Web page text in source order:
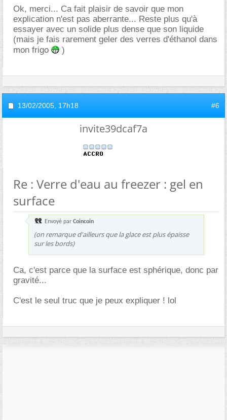
Ok, merci... Ca fait plaisir de savoir que mon
explication n'est pas aberrante... Reste plus qu'à
essayer avec un solide plus dense que son liquide
(mais je fais rarement geler des verres d'éthanol dans
mon frigo
)
13/02/2005, 17h18 #6
invite39dcaf7a
Re : Verre d'eau au freezer : gel en
surface
Envoyé par Coincoin
(on remarque d'ailleurs que la glace est plus épaisse
sur les bords)
Ca, c'est parce que la surface est sphérique, donc par
gravité...
C'est le seul truc que je peux expliquer ! lol